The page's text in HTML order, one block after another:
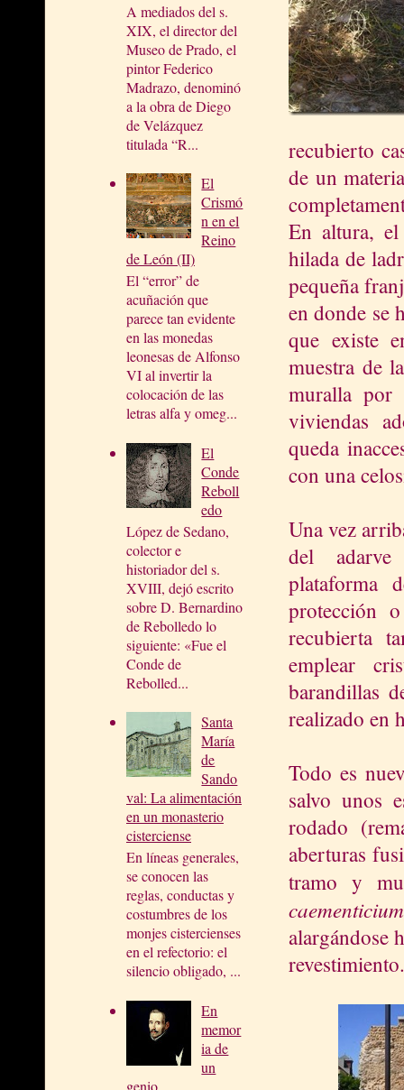
A mediados del s.
XIX, el director del
Museo de Prado, el
pintor Federico
Madrazo, denominó
a la obra de Diego
de Velázquez
titulada “R...
El
Crismó
n en el
Reino
de León (II)
El “error” de
acuñación que
parece tan evidente
en las monedas
leonesas de Alfonso
VI al invertir la
colocación de las
letras alfa y omeg...
El
Conde
Reboll
edo
López de Sedano,
colector e
historiador del s.
XVIII, dejó escrito
sobre D. Bernardino
de Rebolledo lo
siguiente: «Fue el
Conde de
Rebolled...
Santa
María
de
Sando
val: La alimentación
en un monasterio
cisterciense
En líneas generales,
se conocen las
reglas, conductas y
costumbres de los
monjes cistercienses
en el refectorio: el
silencio obligado, ...
En
memor
ia de
un
genio
recubierto
de un
En altura,
hilada de
pequeña
en donde se
que existe
muestra de
muralla por
viviendas
queda
con una
Una vez
del
plataforma
protección
recubierta
emplear
barandillas
realizado en
Todo es
salvo unos
rodado
aberturas
tramo y
alargándose
revestimiento.